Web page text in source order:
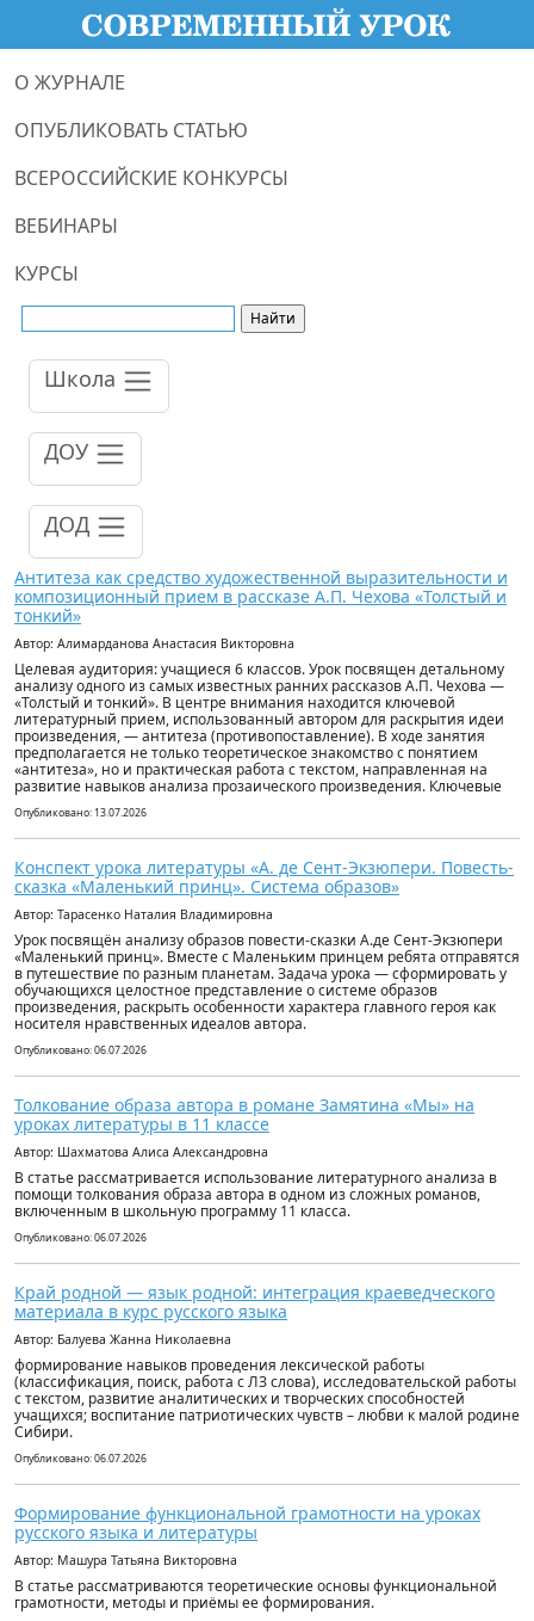
О ЖУРНАЛЕ
ОПУБЛИКОВАТЬ СТАТЬЮ
ВСЕРОССИЙСКИЕ КОНКУРСЫ
ВЕБИНАРЫ
КУРСЫ
Школа
ДОУ
ДОД
Антитеза как средство художественной выразительности и
композиционный прием в рассказе А.П. Чехова «Толстый и
тонкий»
Автор: Алимарданова Анастасия Викторовна
Целевая аудитория: учащиеся 6 классов. Урок посвящен детальному
анализу одного из самых известных ранних рассказов А.П. Чехова —
«Толстый и тонкий». В центре внимания находится ключевой
литературный прием, использованный автором для раскрытия идеи
произведения, — антитеза (противопоставление). В ходе занятия
предполагается не только теоретическое знакомство с понятием
«антитеза», но и практическая работа с текстом, направленная на
развитие навыков анализа прозаического произведения. Ключевые
Опубликовано: 13.07.2026
Конспект урока литературы «А. де Сент-Экзюпери. Повесть-
сказка «Маленький принц». Система образов»
Автор: Тарасенко Наталия Владимировна
Урок посвящён анализу образов повести-сказки А.де Сент-Экзюпери
«Маленький принц». Вместе с Маленьким принцем ребята отправятся
в путешествие по разным планетам. Задача урока — сформировать у
обучающихся целостное представление о системе образов
произведения, раскрыть особенности характера главного героя как
носителя нравственных идеалов автора.
Опубликовано: 06.07.2026
Толкование образа автора в романе Замятина «Мы» на
уроках литературы в 11 классе
Автор: Шахматова Алиса Александровна
В статье рассматривается использование литературного анализа в
помощи толкования образа автора в одном из сложных романов,
включенным в школьную программу 11 класса.
Опубликовано: 06.07.2026
Край родной — язык родной: интеграция краеведческого
материала в курс русского языка
Автор: Балуева Жанна Николаевна
формирование навыков проведения лексической работы
(классификация, поиск, работа с ЛЗ слова), исследовательской работы
с текстом, развитие аналитических и творческих способностей
учащихся; воспитание патриотических чувств – любви к малой родине
Сибири.
Опубликовано: 06.07.2026
Формирование функциональной грамотности на уроках
русского языка и литературы
Автор: Машура Татьяна Викторовна
В статье рассматриваются теоретические основы функциональной
грамотности, методы и приёмы ее формирования.